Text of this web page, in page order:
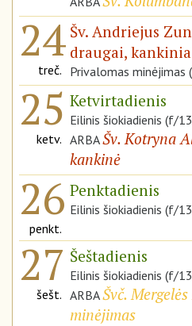
24
treč.
Šv. Andriejus
draugai,
Privalomas minėjimas
25
ketv.
Ketvirtadienis
Eilinis šiokiadienis (f/
ARBAŠv. Kotryna
kankinė
26
penkt.
Penktadienis
Eilinis šiokiadienis (f/
27
šešt.
Šeštadienis
Eilinis šiokiadienis (f/
ARBAŠvč.
minėjimas